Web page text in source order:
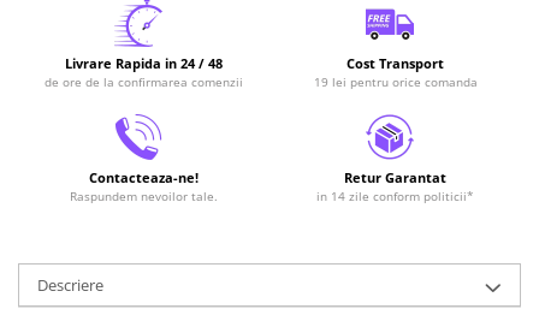
Livrare Rapida in 24 / 48
de ore de la confirmarea comenzii
Cost Transport
19 lei pentru orice comanda
Contacteaza-ne!
Raspundem nevoilor tale.
Retur Garantat
in 14 zile conform politicii*
Descriere